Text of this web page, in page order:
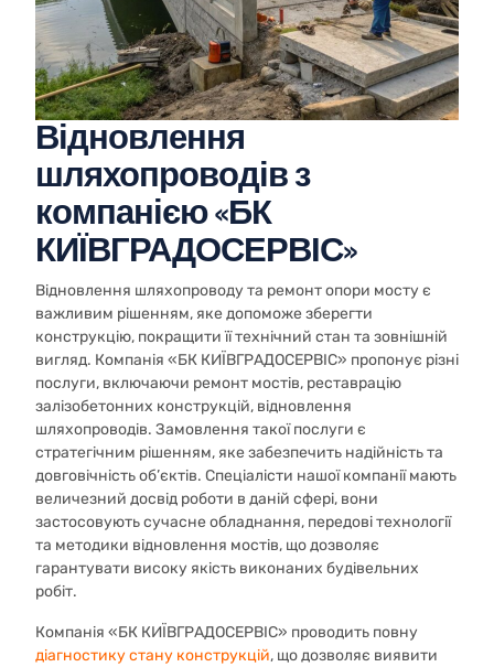
Відновлення
шляхопроводів з
компанією «БК
КИЇВГРАДОСЕРВІС»
Відновлення шляхопроводу та ремонт опори мосту є
важливим рішенням, яке допоможе зберегти
конструкцію, покращити її технічний стан та зовнішній
вигляд. Компанія «БК КИЇВГРАДОСЕРВІС» пропонує різні
послуги, включаючи ремонт мостів, реставрацію
залізобетонних конструкцій, відновлення
шляхопроводів. Замовлення такої послуги є
стратегічним рішенням, яке забезпечить надійність та
довговічність об’єктів. Спеціалісти нашої компанії мають
величезний досвід роботи в даній сфері, вони
застосовують сучасне обладнання, передові технології
та методики відновлення мостів, що дозволяє
гарантувати високу якість виконаних будівельних
робіт.
Компанія «БК КИЇВГРАДОСЕРВІС» проводить повну
діагностику стану конструкцій, що дозволяє виявити